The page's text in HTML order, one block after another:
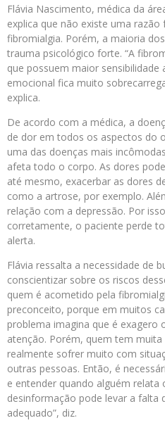
Flávia Nascimento, médica da
explica que não existe uma
fibromialgia. Porém, a maioria
trauma psicológico forte. “A
que possuem maior sensibilidade
emocional fica muito
explica.
De acordo com a médica, a
de dor em todos os aspectos do
uma das doenças mais
afeta todo o corpo. As dores
até mesmo, exacerbar as dores
como a artrose, por exemplo.
relação com a depressão. Por
corretamente, o paciente perde
alerta.
Flávia ressalta a necessidade de
conscientizar sobre os riscos
quem é acometido pela
preconceito, porque em muitos
problema imagina que é exagero
atenção. Porém, quem tem
realmente sofrer muito com
outras pessoas. Então, é
e entender quando alguém relata
desinformação pode levar a falta
adequado”, diz.